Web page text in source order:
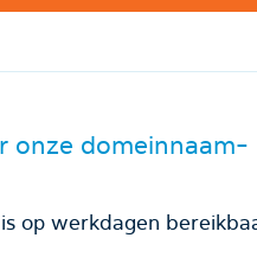
onze domeinnaam-
op werkdagen